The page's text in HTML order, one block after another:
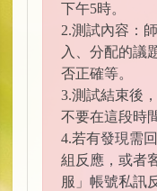
下午5時。
2.測試內容：
入、分配的議
否正確等。
3.測試結束後
不要在這段時
4.若有發現需
組反應，或者
服」帳號私訊